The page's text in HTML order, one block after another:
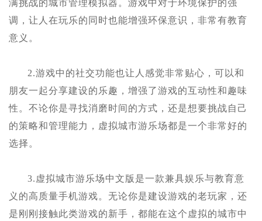
满挑战的城市管理模拟器。游戏中对于环境保护的强
调，让人在玩乐的同时也能增强环保意识，非常有教育
意义。
2.游戏中的社交功能也让人感觉非常贴心，可以和
朋友一起分享建设的乐趣，增强了游戏的互动性和趣味
性。不论你是寻找消磨时间的方式，还是想要挑战自己
的策略和管理能力，虚拟城市游乐场都是一个非常好的
选择。
3.虚拟城市游乐场中文版是一款兼具娱乐与教育意
义的高质量手机游戏。无论你是建设游戏的老玩家，还
是刚刚接触此类游戏的新手，都能在这个虚拟的城市中